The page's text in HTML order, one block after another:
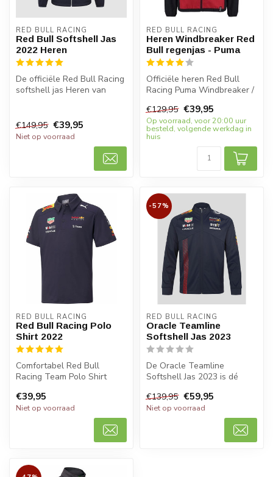
RED BULL RACING
Red Bull Softshell Jas
2022 Heren
De officiële Red Bull Racing
softshell jas Heren van
€149,95 €39,95
Niet op voorraad
RED BULL RACING
Heren Windbreaker Red
Bull regenjas - Puma
Officiële heren Red Bull
Racing Puma Windbreaker /
waterafsto...
€129,95 €39,95
Op voorraad, voor 20:00 uur
besteld, volgende werkdag in
huis
RED BULL RACING
Red Bull Racing Polo
Shirt 2022
Comfortabel Red Bull
Racing Team Polo Shirt
sponsor logo'...
€39,95
Niet op voorraad
-57%
RED BULL RACING
Oracle Teamline
Softshell Jas 2023
De Oracle Teamline
Softshell Jas 2023 is dé
Red Bull Rac...
€139,95 €59,95
Niet op voorraad